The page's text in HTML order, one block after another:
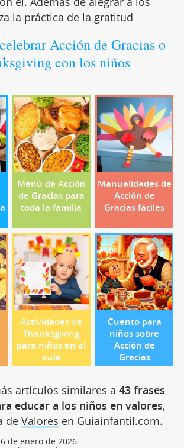
la práctica de la gratitud
Acción de Gracias o
con los niños
Menú de Acción
de Gracias para
toda la familia
Manualidades de
Acción de
Gracias fáciles
Actividades de
Thanksgiving
para niños en el
aula
Cuento para
niños sobre
Acción de
Gracias
artículos similares a 43 frases
educar a los niños en valores,
de Valores en Guiainfantil.com.
6 de enero de 2026